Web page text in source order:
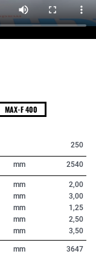
MAX-F 400
250
mm 2540
mm
mm
mm
mm
mm
2,00
3,00
1,25
2,50
3,50
mm 3647